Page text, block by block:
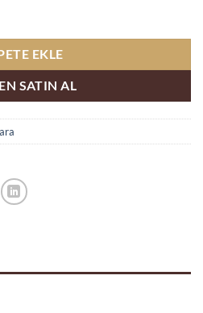
EKLE
SATIN AL